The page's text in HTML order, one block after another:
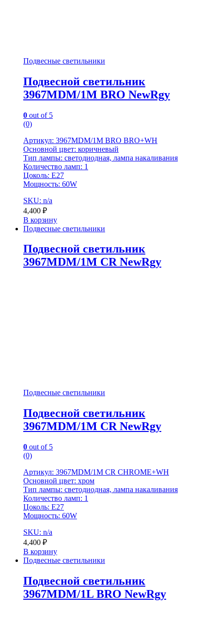
Подвесные светильники
Подвесной светильник
3967MDM/1M BRO NewRgy
0 out of 5
(0)
Артикул: 3967MDM/1M BRO BRO+WH
Основной цвет: коричневый
Тип лампы: светодиодная, лампа накаливания
Количество ламп: 1
Цоколь: E27
Мощность: 60W
SKU: n/a
4,400 ₽
В корзину
Подвесные светильники
Подвесной светильник
3967MDM/1M CR NewRgy
Подвесные светильники
Подвесной светильник
3967MDM/1M CR NewRgy
0 out of 5
(0)
Артикул: 3967MDM/1M CR CHROME+WH
Основной цвет: хром
Тип лампы: светодиодная, лампа накаливания
Количество ламп: 1
Цоколь: E27
Мощность: 60W
SKU: n/a
4,400 ₽
В корзину
Подвесные светильники
Подвесной светильник
3967MDM/1L BRO NewRgy